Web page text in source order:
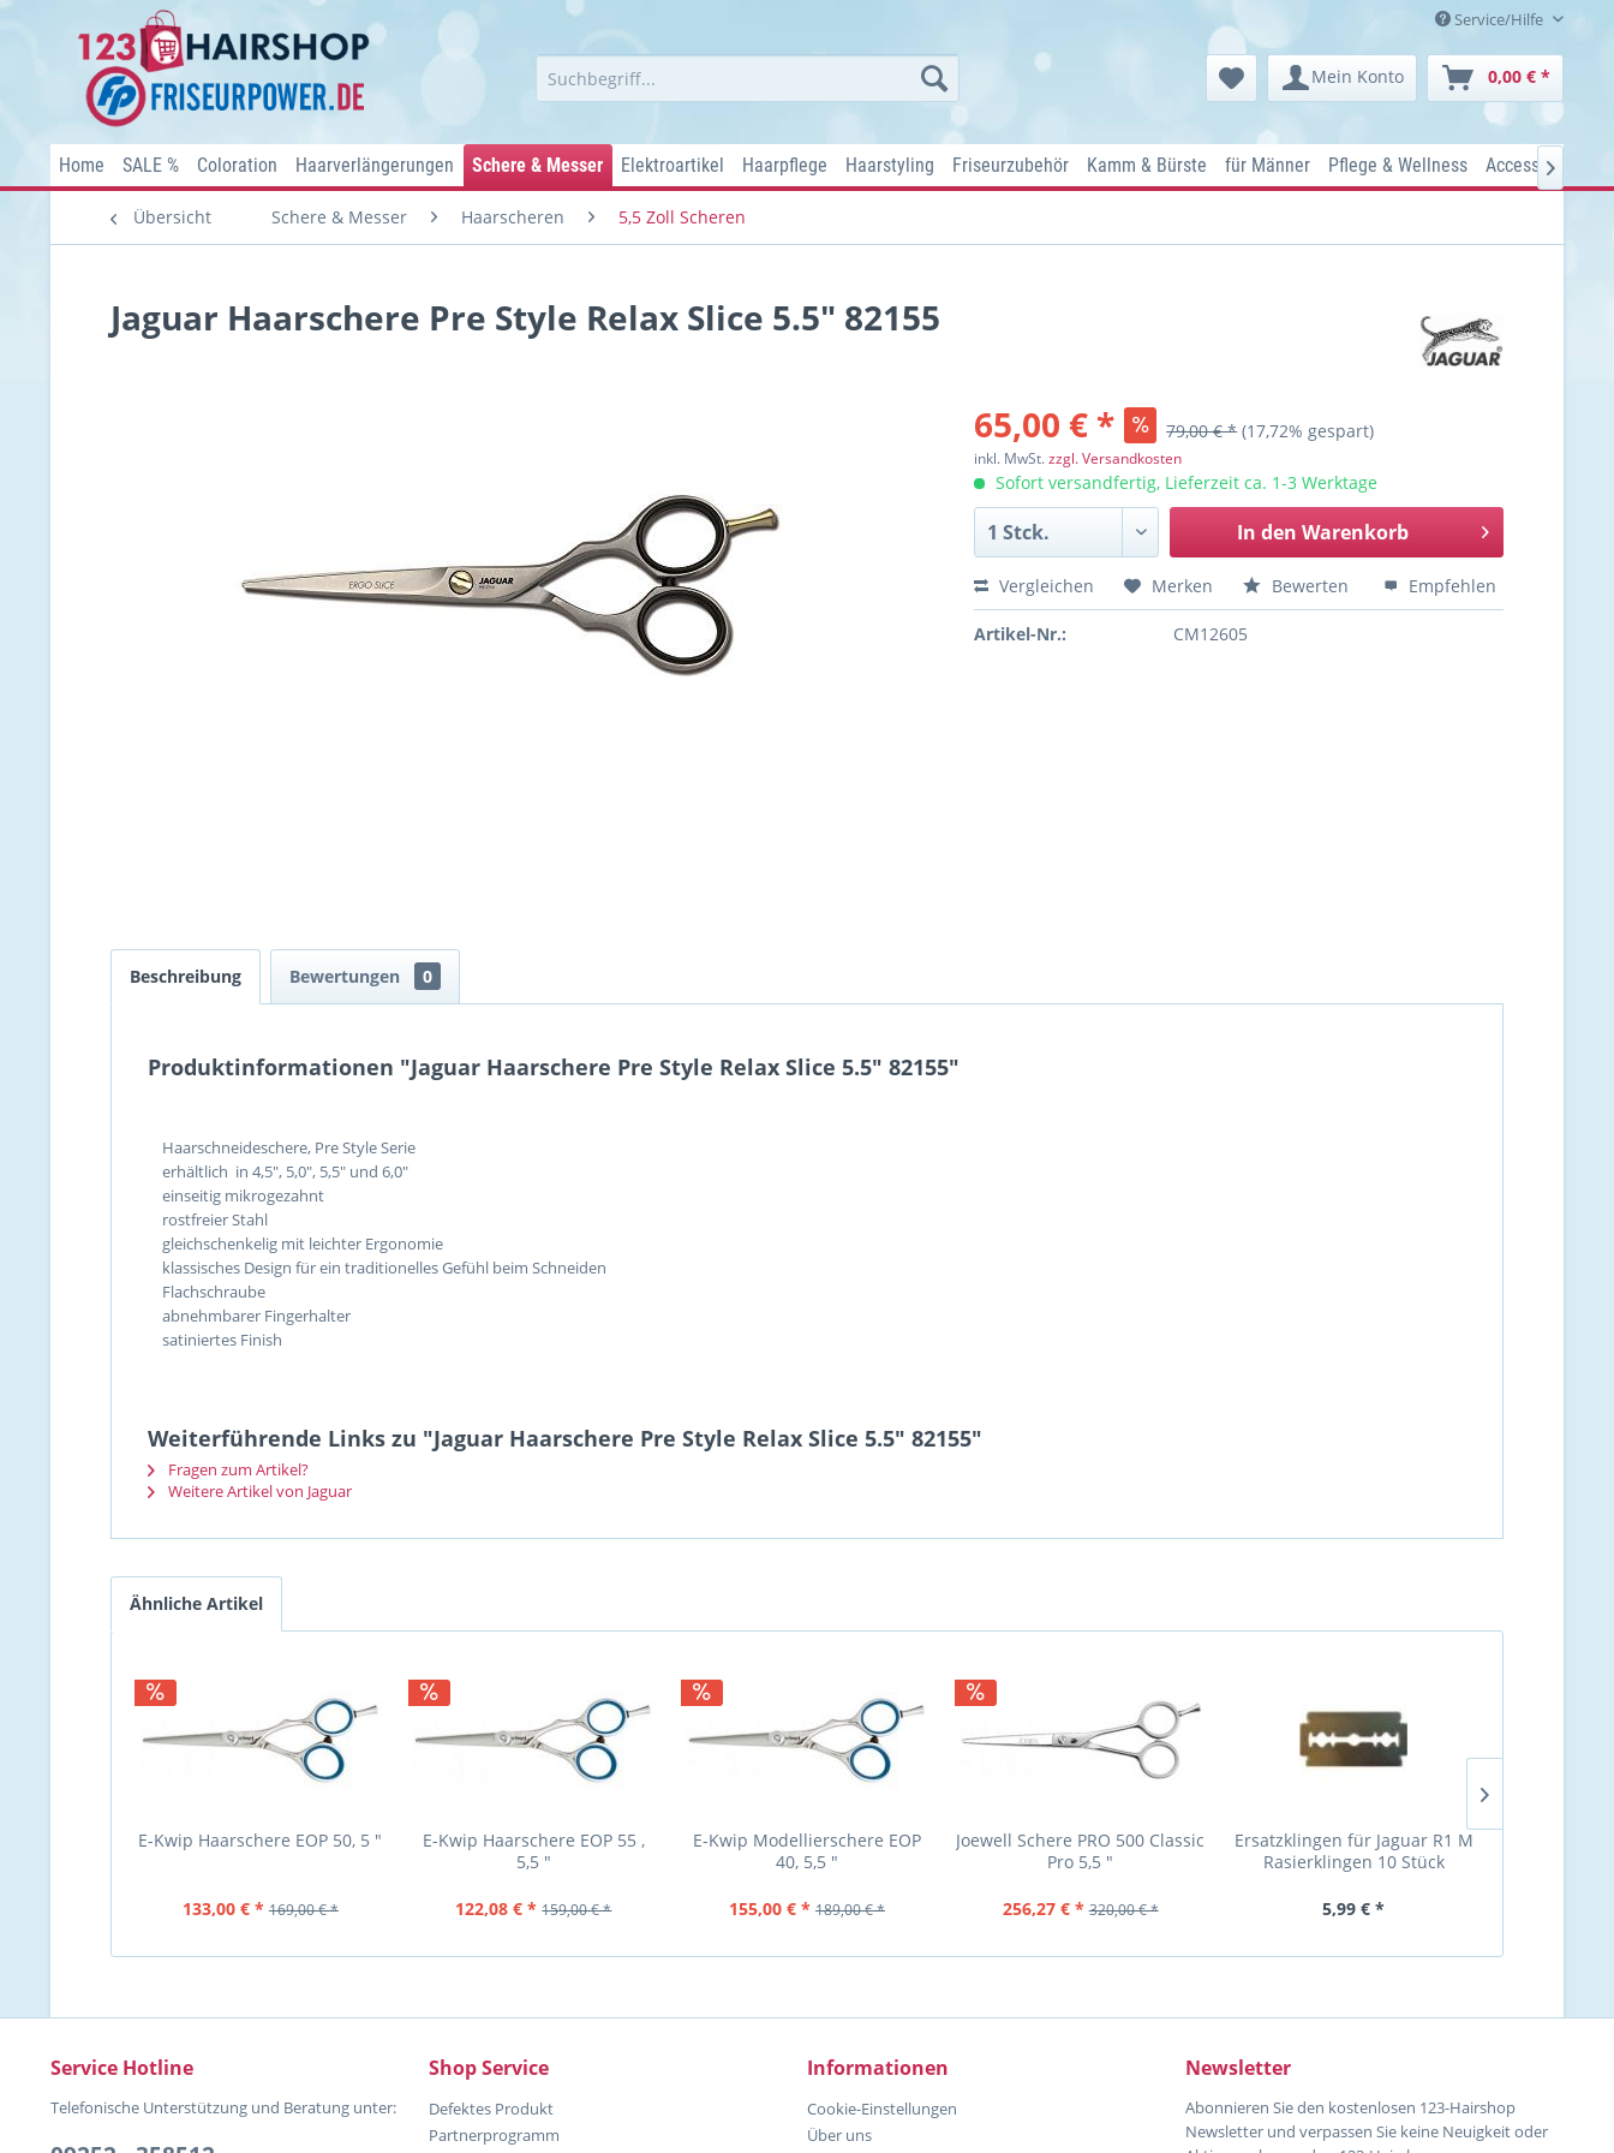
Service/Hilfe
Mein Konto 0,00 € *
Home SALE % Coloration Haarverlängerungen Schere & Messer Elektroartikel Haarpflege Haarstyling Friseurzubehör Kamm & Bürste für Männer Pflege & Wellness Accessoires

Übersicht Schere & Messer Haarscheren 5,5 Zoll Scheren
Jaguar Haarschere Pre Style Relax Slice 5.5" 82155
65,00 € * 79,00 € * (17,72% gespart)
inkl. MwSt.zzgl. Versandkosten
Sofort versandfertig, Lieferzeit ca. 1-3 Werktage
In den Warenkorb
Vergleichen Merken Bewerten Empfehlen
Artikel-Nr.: CM12605
Beschreibung Bewertungen 0
Produktinformationen "Jaguar Haarschere Pre Style Relax Slice 5.5" 82155"
Haarschneideschere, Pre Style Serie
erhältlich in 4,5", 5,0", 5,5" und 6,0"
einseitig mikrogezahnt
rostfreier Stahl
gleichschenkelig mit leichter Ergonomie
klassisches Design für ein traditionelles Gefühl beim Schneiden
Flachschraube
abnehmbarer Fingerhalter
satiniertes Finish
Weiterführende Links zu "Jaguar Haarschere Pre Style Relax Slice 5.5" 82155"
Fragen zum Artikel?
Weitere Artikel von Jaguar
Ähnliche Artikel
E-Kwip Haarschere EOP 50, 5 "
133,00 € * 169,00 € *
E-Kwip Haarschere EOP 55 ,
5,5 "
122,08 € * 159,00 € *
E-Kwip Modellierschere EOP
40, 5,5 "
155,00 € * 189,00 € *
Joewell Schere PRO 500 Classic
Pro 5,5 "
256,27 € * 320,00 € *
Ersatzklingen für Jaguar R1 M
Rasierklingen 10 Stück
5,99 € *
Service Hotline
Telefonische Unterstützung und Beratung unter:
Shop Service
Defektes Produkt
Partnerprogramm
Informationen
Cookie-Einstellungen
Über uns
Newsletter
Abonnieren Sie den kostenlosen 123-Hairshop
Newsletter und verpassen Sie keine Neuigkeit oder